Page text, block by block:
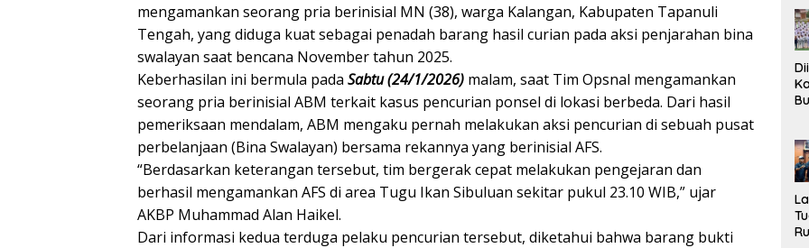
mengamankan seorang pria berinisial MN (38), warga Kalangan, Kabupaten Tapanuli
Tengah, yang diduga kuat sebagai penadah barang hasil curian pada aksi penjarahan bina
swalayan saat bencana November tahun 2025.
Keberhasilan ini bermula pada Sabtu (24/1/2026) malam, saat Tim Opsnal mengamankan
seorang pria berinisial ABM terkait kasus pencurian ponsel di lokasi berbeda. Dari hasil
pemeriksaan mendalam, ABM mengaku pernah melakukan aksi pencurian di sebuah pusat
perbelanjaan (Bina Swalayan) bersama rekannya yang berinisial AFS.
“Berdasarkan keterangan tersebut, tim bergerak cepat melakukan pengejaran dan
berhasil mengamankan AFS di area Tugu Ikan Sibuluan sekitar pukul 23.10 WIB,” ujar
AKBP Muhammad Alan Haikel.
Dari informasi kedua terduga pelaku pencurian tersebut, diketahui bahwa barang bukti